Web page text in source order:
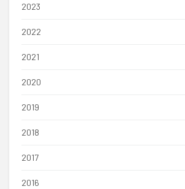
2023
2022
2021
2020
2019
2018
2017
2016